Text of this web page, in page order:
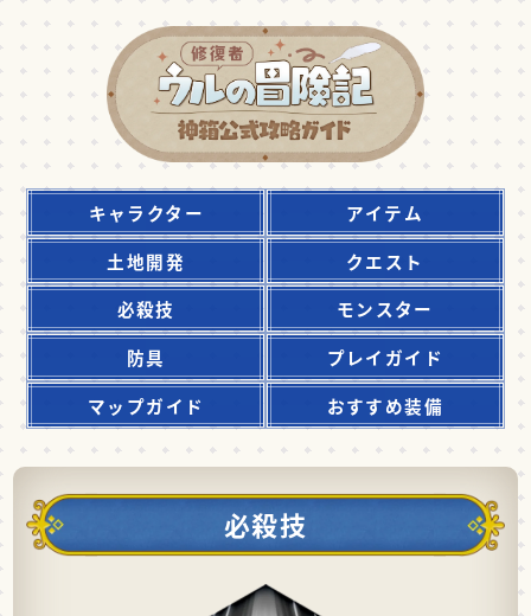
キャラクター
アイテム
土地開発
クエスト
必殺技
モンスター
防具
プレイガイド
マップガイド
おすすめ装備
必殺技